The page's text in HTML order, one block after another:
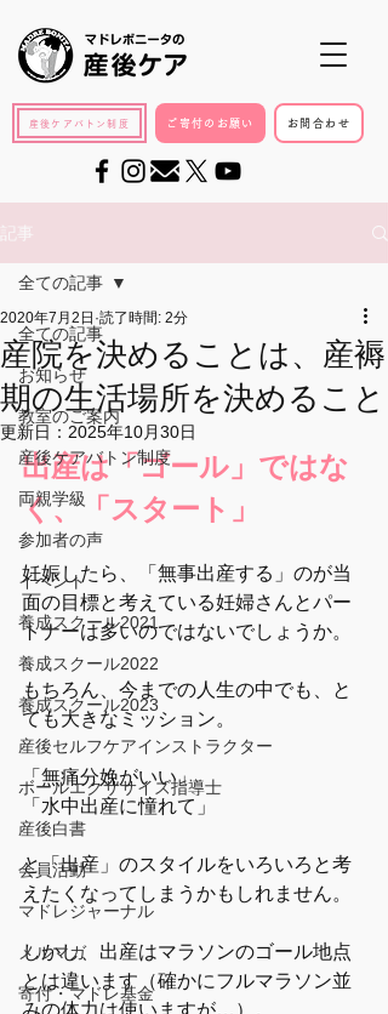
産後ケアバトン制度 ご寄付のお願い お問合わせ
記事
全ての記事
お知らせ
教室のご案内
産後ケアバトン制度
両親学級
参加者の声
イベント
養成スクール2021
養成スクール2022
養成スクール2023
産後セルフケアインストラクター
ボールエクササイズ指導士
産後白書
会員活動
マドレジャーナル
メルマガ
寄付・マドレ基金
全ての記事
産院を決めることは、産褥
期の生活場所を決めること
2020年7月2日 読了時間: 2分
更新日： 2025年10月30日
出産は「ゴール」ではな
く、「スタート」
妊娠したら、「無事出産する」のが当
面の目標と考えている妊婦さんとパー
トナーは多いのではないでしょうか。
もちろん、今までの人生の中でも、と
ても大きなミッション。
「無痛分娩がいい」
「水中出産に憧れて」
と「出産」のスタイルをいろいろと考
えたくなってしまうかもしれません。
しかし、出産はマラソンのゴール地点
とは違います（確かにフルマラソン並
みの体力は使いますが…）。